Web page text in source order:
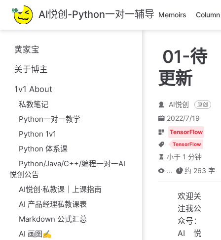
跳
至
主
要
內
容
AI悦创-Python一对一辅导 Memoirs Column
黄家宝
关于博主
1v1 About
私教笔记
Python一对一教学
Python 1v1
Python 体系课
Python/Java/C++/编程一对一AI
悦创公告
AI悦创·私教课｜上课指南
AI 产品经理私教课表
Markdown 公式汇总
AI 画图✍️
01-待
更新
AI悦创 原创
2022/7/19
TensorFlow
TensorFlow
小于 1 分钟
...
约 263 字
欢迎关
注我公
众号：
AI悦